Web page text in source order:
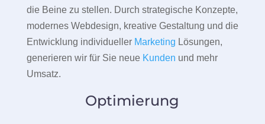
die Beine zu stellen. Durch strategische Konzepte,
modernes Webdesign, kreative Gestaltung und die
Entwicklung individueller Marketing Lösungen,
generieren wir für Sie neue Kunden und mehr
Umsatz.
Optimierung